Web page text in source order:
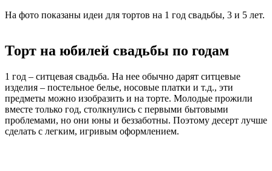
На фото показаны идеи для тортов на 1 год свадьбы, 3 и 5 лет.
Торт на юбилей свадьбы по годам
1 год – ситцевая свадьба. На нее обычно дарят ситцевые
изделия – постельное белье, носовые платки и т.д., эти
предметы можно изобразить и на торте. Молодые прожили
вместе только год, столкнулись с первыми бытовыми
проблемами, но они юны и беззаботны. Поэтому десерт лучше
сделать с легким, игривым оформлением.